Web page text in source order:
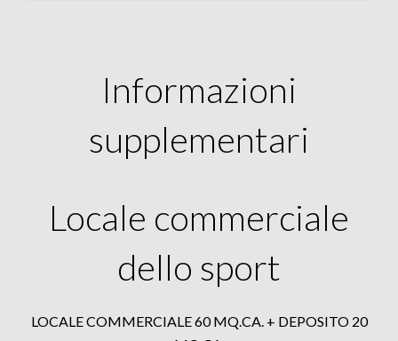
Informazioni
supplementari
Locale commerciale
dello sport
LOCALE COMMERCIALE 60 MQ.CA. + DEPOSITO 20